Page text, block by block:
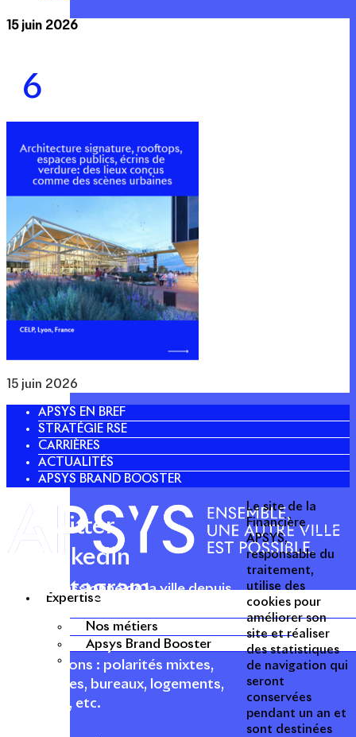
Expertise
Nos métiers
Apsys Brand Booster
15 juin 2026
6
15 juin 2026
APSYS EN BREF
STRATÉGIE RSE
CARRIÈRES
ACTUALITÉS
APSYS BRAND BOOSTER
Acteur passionné de la ville depuis
1996, Apsys conçoit, réalise, anime
et valorise des opérations urbaines
à forte valeur ajoutée dans toutes
les fonctions : polarités mixtes,
commerces, bureaux, logements,
hôtellerie, etc.
Twitter
Linkedin
Instagram
Le site de la
Financière
APSYS,
responsable du
traitement,
utilise des
cookies pour
améliorer son
site et réaliser
des statistiques
de navigation qui
seront
conservées
pendant un an et
sont destinées